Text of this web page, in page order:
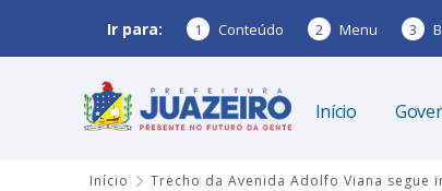
Ir para: 1 Conteúdo 2 Menu 3
Início
Início Trecho da Avenida Adolfo Viana segue